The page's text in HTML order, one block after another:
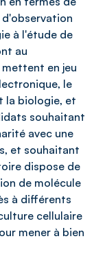
à l'étude de
au
en jeu
le
la biologie, et
souhaitant
avec une
et souhaitant
dispose de
de molécule
à différents
cellulaire
mener à bien